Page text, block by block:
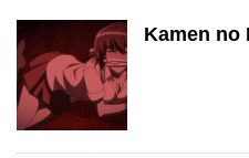
Kamen no